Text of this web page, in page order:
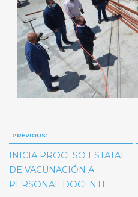
Navegación
de
entradas
PREVIOUS:
INICIA PROCESO ESTATAL
DE VACUNACIÓN A
PERSONAL DOCENTE